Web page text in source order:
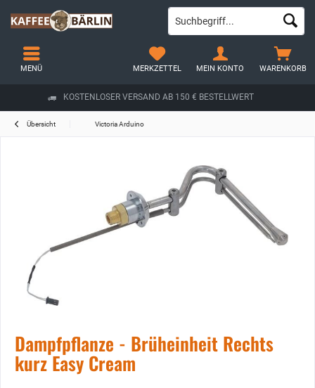
KOSTENLOSER VERSAND AB 150 € BESTELLWERT
WARENKORB
MERKZETTEL MEIN KONTO
MENÜ
Übersicht Victoria Arduino
Dampfpflanze - Brüheinheit Rechts
kurz Easy Cream